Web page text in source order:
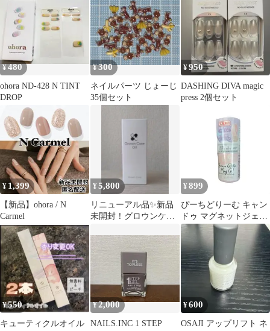
¥480
ohora ND-428 N TINT
DROP
¥300
ネイルパーツ じょーじ
35個セット
¥950
DASHING DIVA magic
press 2個セット
¥ 1,399
【新品】ohora / N
Carmel
¥5,800
リニューアル品✨新品
未開封！グロウンケア
ィクルオイル
¥ 899
ぴーちどりーむ キャン
ドゥ マグネットジェル
ネイル 新色
¥550
キューティクルオイル
¥2,000
NAILS.INC 1 STEP
¥600
OSAJI アップリフト ネ